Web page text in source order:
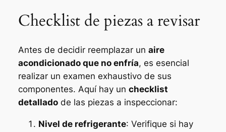
Checklist de piezas a revisar
Antes de decidir reemplazar un aire
acondicionado que no enfría, es esencial
realizar un examen exhaustivo de sus
componentes. Aquí hay un checklist
detalladode las piezas a inspeccionar:
Nivel de refrigerante: Verifique si hay